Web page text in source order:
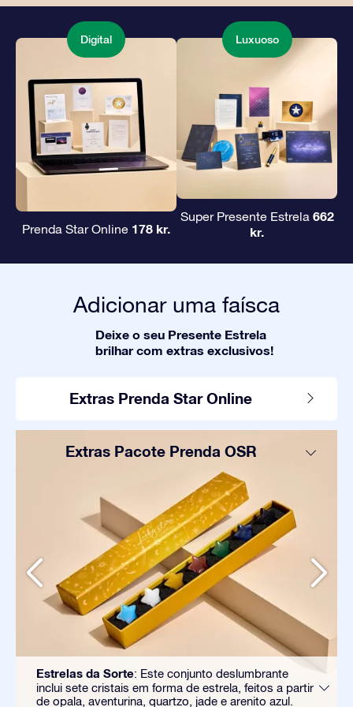
Digital
Prenda Star Online 178 kr.
Luxuoso
Super Presente Estrela 662
kr.
Adicionar uma faísca
Deixe o seu Presente Estrela
brilhar com extras exclusivos!
Extras Prenda Star Online
Extras Pacote Prenda OSR
Estrelas da Sorte: Este conjunto deslumbrante
inclui sete cristais em forma de estrela, feitos a partir
de opala, aventurina, quartzo, jade e arenito azul.